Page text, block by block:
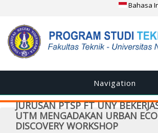
Bahasa
Navigation
JURUSAN PTSP FT UNY
UTM MENGADAKAN URBAN
DISCOVERY WORKSHOP